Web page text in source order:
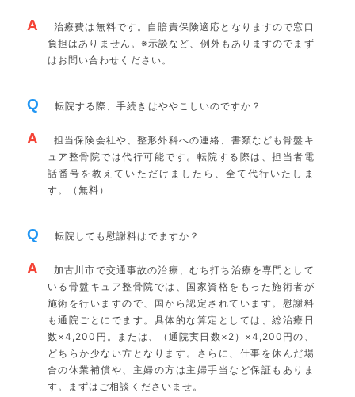
A
治療費は無料です。自賠責保険適応となりますので窓口
負担はありません。※示談など、例外もありますのでまず
はお問い合わせください。
Q 転院する際、手続きはややこしいのですか？
A
担当保険会社や、整形外科への連絡、書類なども骨盤キ
ュア整骨院では代行可能です。転院する際は、担当者電
話番号を教えていただけましたら、全て代行いたしま
す。（無料）
Q 転院しても慰謝料はでますか？
A
加古川市で交通事故の治療、むち打ち治療を専門として
いる骨盤キュア整骨院では、国家資格をもった施術者が
施術を行いますので、国から認定されています。慰謝料
も通院ごとにでます。具体的な算定としては、総治療日
数×4,200円。または、（通院実日数×2）×4,200円の、
どちらか少ない方となります。さらに、仕事を休んだ場
合の休業補償や、主婦の方は主婦手当など保証もありま
す。まずはご相談くださいませ。